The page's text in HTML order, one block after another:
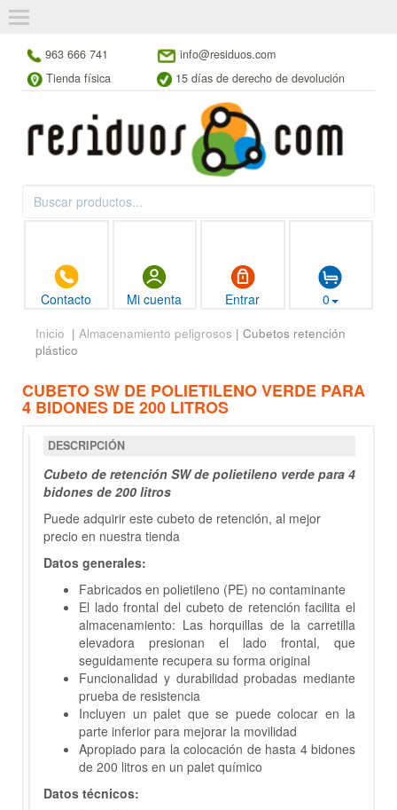
963 666 741
info@residuos.com
Tienda física
15 días de derecho de devolución
Contacto Mi cuenta Entrar 0
Inicio | Almacenamiento peligrosos | Cubetos retención
plástico
CUBETO SW DE POLIETILENO VERDE PARA
4 BIDONES DE 200 LITROS
DESCRIPCIÓN
Cubeto de retención SW de polietileno verde para 4
bidones de 200 litros
Puede adquirir este cubeto de retención, al mejor
precio en nuestra tienda
Datos generales:
Fabricados en polietileno (PE) no contaminante
El lado frontal del cubeto de retención facilita el
almacenamiento: Las horquillas de la carretilla
elevadora presionan el lado frontal, que
seguidamente recupera su forma original
Funcionalidad y durabilidad probadas mediante
prueba de resistencia
Incluyen un palet que se puede colocar en la
parte inferior para mejorar la movilidad
Apropiado para la colocación de hasta 4 bidones
de 200 litros en un palet químico
Datos técnicos: